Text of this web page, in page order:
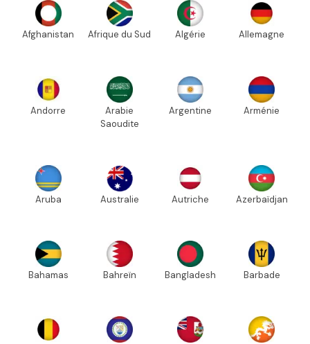
Afghanistan Afrique du Sud Algérie Allemagne
Andorre
Arabie
Saoudite
Argentine Arménie
Aruba Australie Autriche Azerbaïdjan
Bahamas Bahreïn Bangladesh Barbade